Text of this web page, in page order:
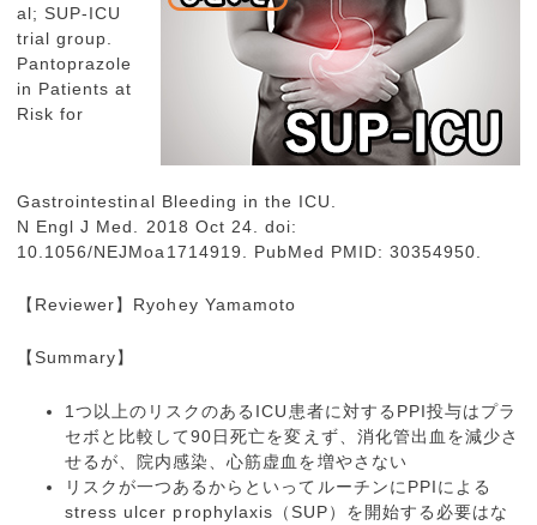
al; SUP-ICU
trial group.
Pantoprazole
in Patients at
Risk for
Gastrointestinal Bleeding in the ICU.
N Engl J Med. 2018 Oct 24. doi:
10.1056/NEJMoa1714919. PubMed PMID: 30354950.
【Reviewer】Ryohey Yamamoto
【Summary】
1つ以上のリスクのあるICU患者に対するPPI投与はプラ
セボと比較して90日死亡を変えず、消化管出血を減少さ
せるが、院内感染、心筋虚血を増やさない
リスクが一つあるからといってルーチンにPPIによる
stress ulcer prophylaxis（SUP）を開始する必要はな